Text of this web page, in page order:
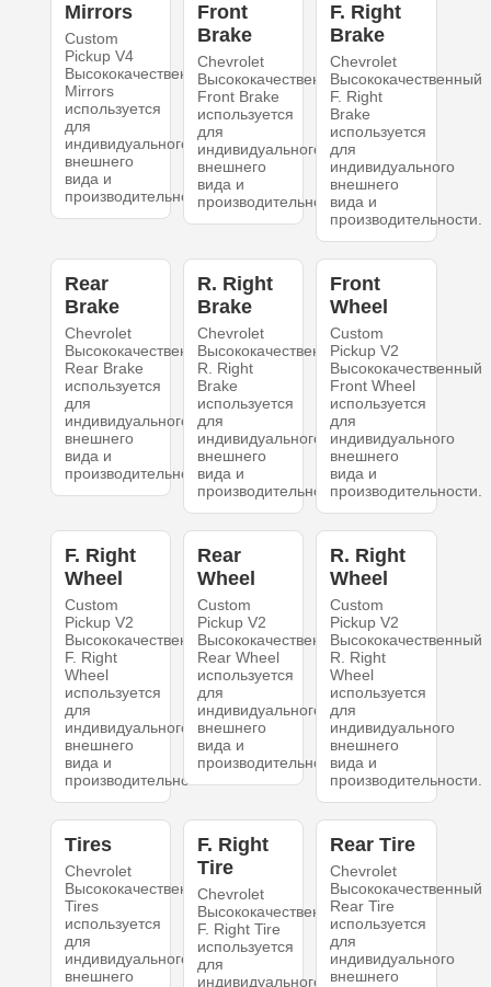
Mirrors
Custom
Pickup V4
Высококачественный
Mirrors
используется
для
индивидуального
внешнего
вида и
производительности.
Front
Brake
Chevrolet
Высококачественный
Front Brake
используется
для
индивидуального
внешнего
вида и
производительности.
F. Right
Brake
Chevrolet
Высококачественный
F. Right
Brake
используется
для
индивидуального
внешнего
вида и
производительности.
Rear
Brake
Chevrolet
Высококачественный
Rear Brake
используется
для
индивидуального
внешнего
вида и
производительности.
R. Right
Brake
Chevrolet
Высококачественный
R. Right
Brake
используется
для
индивидуального
внешнего
вида и
производительности.
Front
Wheel
Custom
Pickup V2
Высококачественный
Front Wheel
используется
для
индивидуального
внешнего
вида и
производительности.
F. Right
Wheel
Custom
Pickup V2
Высококачественный
F. Right
Wheel
используется
для
индивидуального
внешнего
вида и
производительности.
Rear
Wheel
Custom
Pickup V2
Высококачественный
Rear Wheel
используется
для
индивидуального
внешнего
вида и
производительности.
R. Right
Wheel
Custom
Pickup V2
Высококачественный
R. Right
Wheel
используется
для
индивидуального
внешнего
вида и
производительности.
Tires
Chevrolet
Высококачественный
Tires
используется
для
индивидуального
внешнего
F. Right
Tire
Chevrolet
Высококачественный
F. Right Tire
используется
для
индивидуального
Rear Tire
Chevrolet
Высококачественный
Rear Tire
используется
для
индивидуального
внешнего